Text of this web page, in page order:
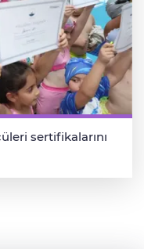
sertifikalarını